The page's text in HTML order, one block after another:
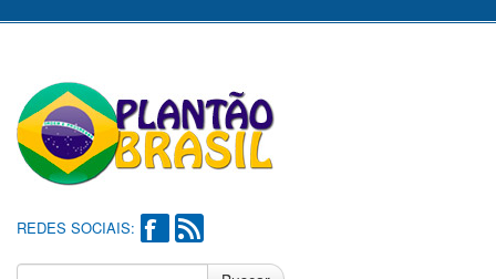
REDES SOCIAIS: